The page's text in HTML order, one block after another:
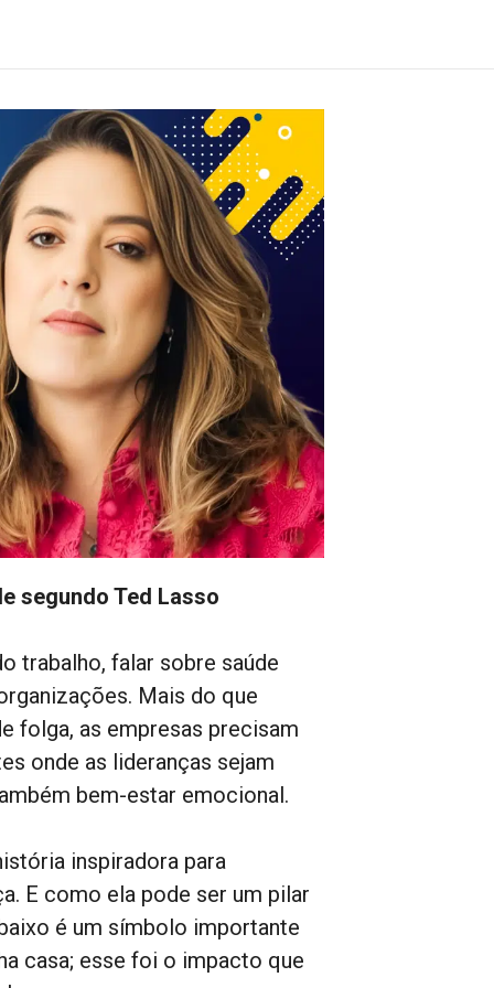
segundo Ted Lasso
trabalho, falar sobre saúde
Mais do que
folga, as empresas precisam
onde as lideranças sejam
bem-estar emocional.
inspiradora para
E como ela pode ser um pilar
é um símbolo importante
casa; esse foi o impacto que